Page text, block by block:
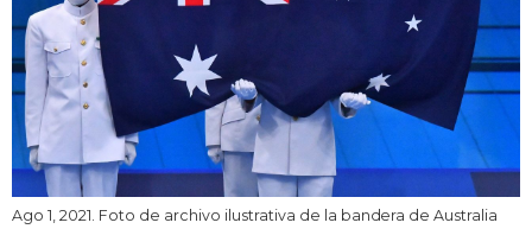
En profundidad
Más
Noticias official SNS
Ago 1, 2021. Foto de archivo ilustrativa de la bandera de Australia